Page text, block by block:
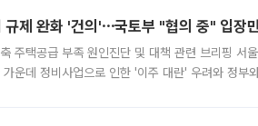
규제 완화 '건의'⋯국토부 "협의 중" 입장
주택공급 부족 원인진단 및 대책 관련 브리핑 서
운데 정비사업으로 인한 '이주 대란' 우려와 정부